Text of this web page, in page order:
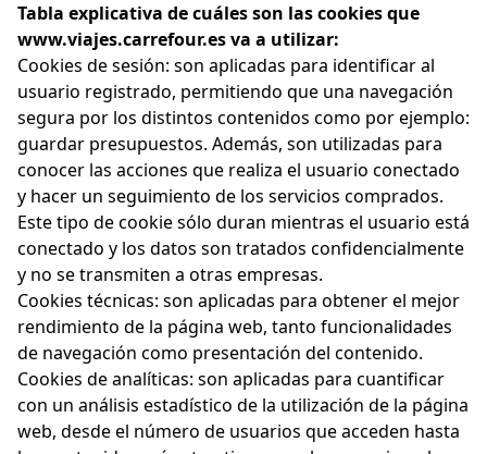
Tabla explicativa de cuáles son las cookies que
www.viajes.carrefour.es va a utilizar:
Cookies de sesión: son aplicadas para identificar al
usuario registrado, permitiendo que una navegación
segura por los distintos contenidos como por ejemplo:
guardar presupuestos. Además, son utilizadas para
conocer las acciones que realiza el usuario conectado
y hacer un seguimiento de los servicios comprados.
Este tipo de cookie sólo duran mientras el usuario está
conectado y los datos son tratados confidencialmente
y no se transmiten a otras empresas.
Cookies técnicas: son aplicadas para obtener el mejor
rendimiento de la página web, tanto funcionalidades
de navegación como presentación del contenido.
Cookies de analíticas: son aplicadas para cuantificar
con un análisis estadístico de la utilización de la página
web, desde el número de usuarios que acceden hasta